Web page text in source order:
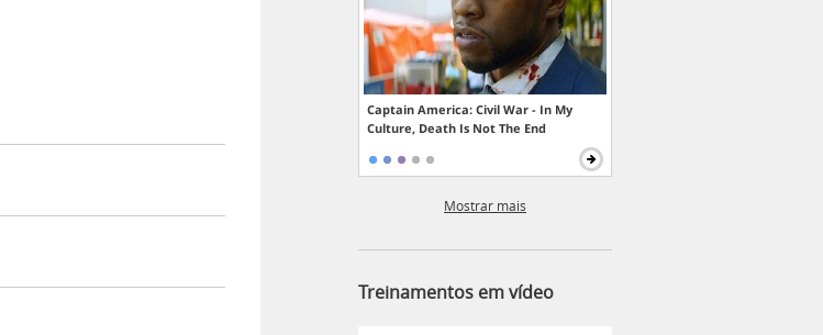
Captain America: Civil War - In My
Culture, Death Is Not The End
Mostrar mais
Treinamentos em vídeo